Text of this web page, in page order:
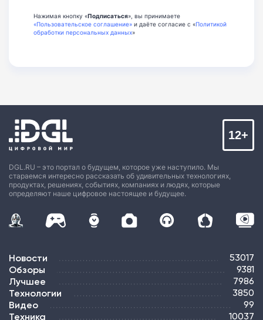
Нажимая кнопку «Подписаться», вы принимаете
«Пользовательское соглашение» и даёте согласие с «Политикой
обработки персональных данных»
DGL.RU – это портал о будущем, которое уже наступило. Мы
стараемся интересно рассказать об удивительных технологиях,
продуктах, решениях, событиях, компаниях и людях, которые
определяют наше цифровое настоящее и будущее.
12+
Новости 53017
Обзоры 9381
Лучшее 7986
Технологии 3850
Видео 99
Техника 10037